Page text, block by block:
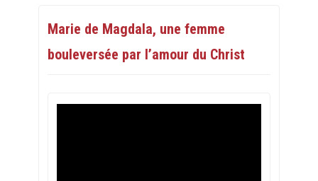
Marie de Magdala, une femme
bouleversée par l’amour du Christ